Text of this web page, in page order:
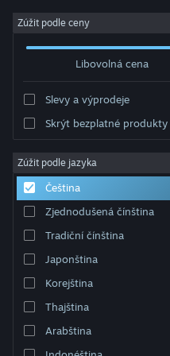
Přihlásit se
Komunita
Informace
Podpora
Změnit jazyk
Mobilní aplikace služby Steam
Desktopová verze stránky
Zúžit podle ceny
Libovolná cena
Slevy a výprodeje
Skrýt bezplatné produkty
Zúžit podle jazyka
Čeština
Zjednodušená čínština
Tradiční čínština
Japonština
Korejština
Thajština
Arabština
Vývojář: Ashley Roesler
Seřadit podle
Vašemu zadání odpovídá 0
předvoleb vyloučen z výsledků